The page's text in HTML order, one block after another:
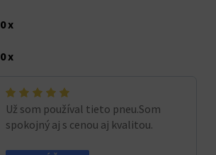
0 x
0 x
Už som používal tieto pneu.Som
spokojný aj s cenou aj kvalitou.